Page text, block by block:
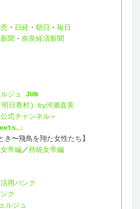
・ 日経 ・朝日 ・毎日
聞 ・奈良経済新聞
ルジュ JUN
日香村) by河瀨直美
式チャンネル＞
…』
き〜飛鳥を翔た女性たち】
帝編／持統女帝編
用バンク
ク
ルジュ